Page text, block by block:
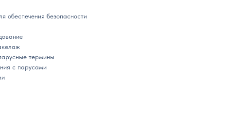
обеспечения безопасности
термины
с парусами